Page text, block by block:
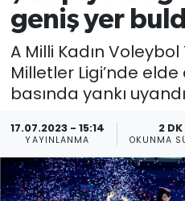
geniş yer
A Milli Kadın Voleybol
Milletler Ligi’nde
basında yankı
17.07.2023 - 15:14
YAYINLANMA
2 DK
OKUNMA
MAGAZİN
Haber Arşivi